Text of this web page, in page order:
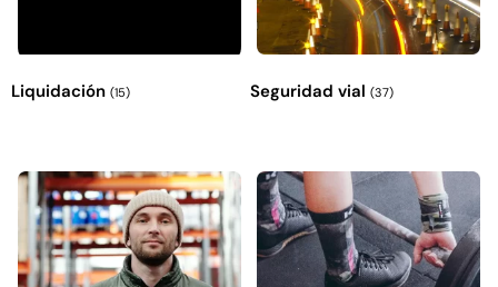
Liquidación (15) Seguridad vial (37)